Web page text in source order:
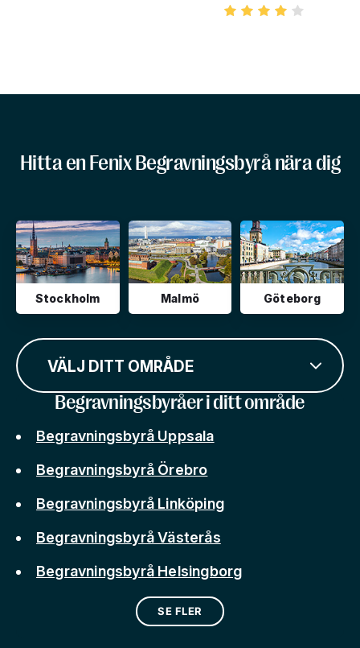
Hitta en Fenix Begravningsbyrå nära dig
Stockholm Malmö Göteborg
VÄLJ DITT OMRÅDE
Begravningsbyråer i ditt område
Begravningsbyrå Uppsala
Begravningsbyrå Örebro
Begravningsbyrå Linköping
Begravningsbyrå Västerås
Begravningsbyrå Helsingborg
SE FLER